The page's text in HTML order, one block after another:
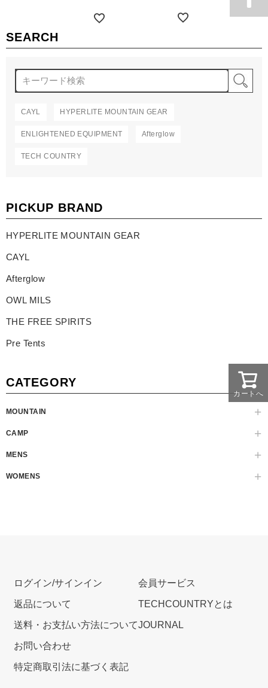
SEARCH
CAYL HYPERLITE MOUNTAIN GEAR
ENLIGHTENED EQUIPMENT Afterglow
TECH COUNTRY
PICKUP BRAND
HYPERLITE MOUNTAIN GEAR
CAYL
Afterglow
OWL MILS
THE FREE SPIRITS
Pre Tents
CATEGORY
MOUNTAIN
CAMP
MENS
WOMENS
カートへ
ログイン/サインイン
返品について
送料・お支払い方法について
お問い合わせ
特定商取引法に基づく表記
会員サービス
TECHCOUNTRYとは
JOURNAL